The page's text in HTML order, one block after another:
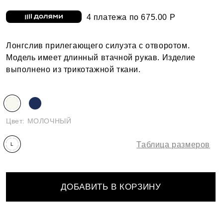
4 платежа по 675.00 Р
Лонгслив прилегающего силуэта с отворотом.
Модель имеет длинный втачной рукав. Изделие
выполнено из трикотажной ткани.
Цвет: МОЛОЧНЫЙ
L Таблица размеров
ДОБАВИТЬ В КОРЗИНУ